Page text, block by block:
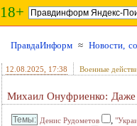
18+
ПравдаИнформ ≈ Новости,
12.08.2025 , 17:38 Военные
Михаил Онуфриенко: Даже
Денис Рудометов ,